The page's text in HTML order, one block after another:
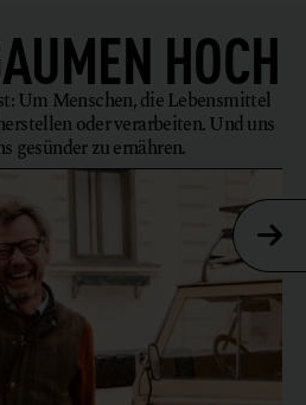
HOCH
Um Menschen, die Lebensmittel
oder verarbeiten. Und uns
gesünder zu ernähren.